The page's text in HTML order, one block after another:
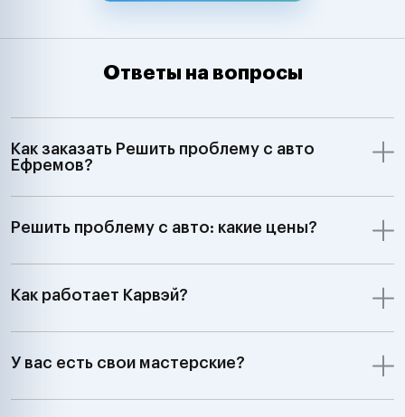
Ответы на вопросы
Как заказать Решить проблему с авто
Ефремов?
Решить проблему с авто: какие цены?
Как работает Карвэй?
У вас есть свои мастерские?